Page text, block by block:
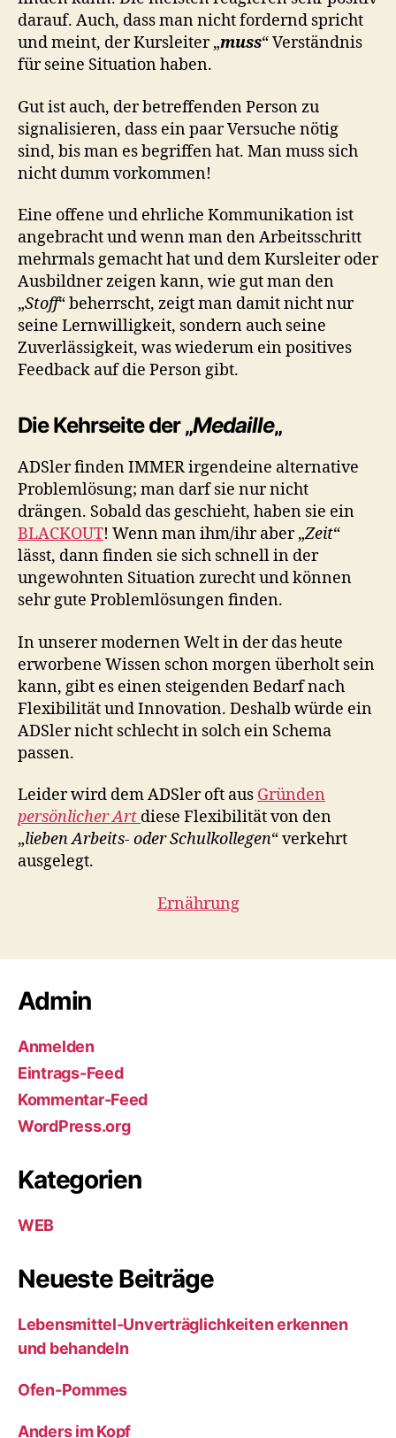
darauf. Auch, dass man nicht fordernd spricht
und meint, der Kursleiter „muss“ Verständnis
für seine Situation haben.
Gut ist auch, der betreffenden Person zu
signalisieren, dass ein paar Versuche nötig
sind, bis man es begriffen hat. Man muss sich
nicht dumm vorkommen!
Eine offene und ehrliche Kommunikation ist
angebracht und wenn man den Arbeitsschritt
mehrmals gemacht hat und dem Kursleiter oder
Ausbildner zeigen kann, wie gut man den
„Stoff“ beherrscht, zeigt man damit nicht nur
seine Lernwilligkeit, sondern auch seine
Zuverlässigkeit, was wiederum ein positives
Feedback auf die Person gibt.
Die Kehrseite der „Medaille„
ADSler finden IMMER irgendeine alternative
Problemlösung; man darf sie nur nicht
drängen. Sobald das geschieht, haben sie ein
BLACKOUT! Wenn man ihm/ihr aber „Zeit“
lässt, dann finden sie sich schnell in der
ungewohnten Situation zurecht und können
sehr gute Problemlösungen finden.
In unserer modernen Welt in der das heute
erworbene Wissen schon morgen überholt sein
kann, gibt es einen steigenden Bedarf nach
Flexibilität und Innovation. Deshalb würde ein
ADSler nicht schlecht in solch ein Schema
passen.
Leider wird dem ADSler oft aus Gründen
persönlicher Art diese Flexibilität von den
„lieben Arbeits- oder Schulkollegen“ verkehrt
ausgelegt.
Ernährung
Admin
Anmelden
Eintrags-Feed
Kommentar-Feed
WordPress.org
Kategorien
WEB
Neueste Beiträge
Lebensmittel-Unverträglichkeiten erkennen
und behandeln
Ofen-Pommes
Anders im Kopf